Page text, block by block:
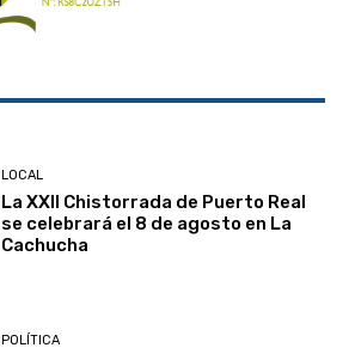
LOCAL
La XXII Chistorrada de Puerto Real
se celebrará el 8 de agosto en La
Cachucha
POLÍTICA